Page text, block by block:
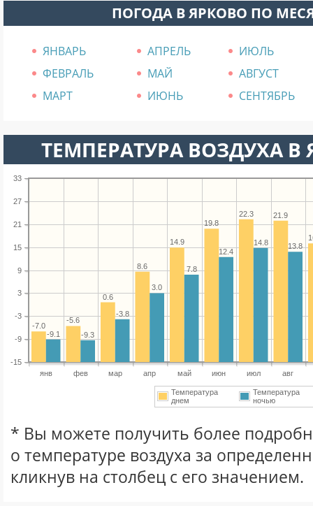
ПОГОДА В ЯРКОВО ПО
ЯНВАРЬ АПРЕЛЬ
ИЮЛЬ
ФЕВРАЛЬ
МАЙ
АВГУСТ
МАРТ
ИЮНЬ СЕНТЯБРЬ
ТЕМПЕРАТУРА ВОЗДУХА В
янв фев мар апр май июн июл авг
-15
-9
-3
3
9
15
21
27
33
21.9
22.3
19.8
14.9
8.6
0.6
-5.6
-7.0
13.8
14.8
12.4
7.8
3.0
-3.8
-9.3
-9.1
Температура
днем
Температура
ночью
* Вы можете получить более
о температуре воздуха за
кликнув на столбец с его значением.